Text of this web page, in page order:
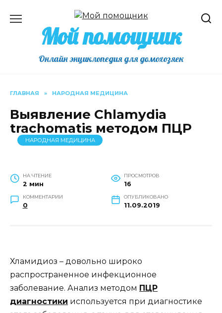
содержаниюМой помощник
Онлайн энциклопедия для домохозяек
ГЛАВНАЯ » НАРОДНАЯ МЕДИЦИНА
Выявление Chlamydia
trachomatis методом ПЦР
НАРОДНАЯ МЕДИЦИНА
НА ЧТЕНИЕ
2 мин
ПРОСМОТРОВ
16
КОММЕНТАРИИ
0
ОПУБЛИКОВАНО
11.09.2019
Хламидиоз – довольно широко
распространенное инфекционное
заболевание. Анализ методом ПЦР
диагностики используется при диагностике